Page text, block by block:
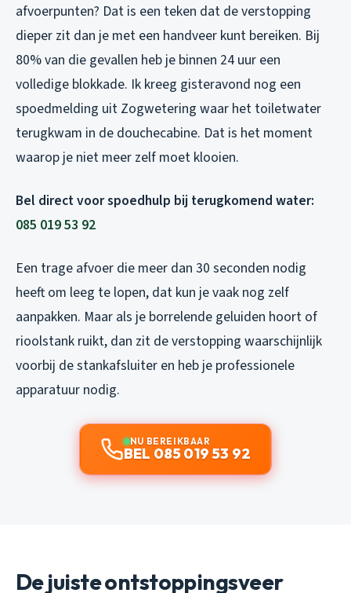
afvoerpunten? Dat is een teken dat de verstopping
dieper zit dan je met een handveer kunt bereiken. Bij
80% van die gevallen heb je binnen 24 uur een
volledige blokkade. Ik kreeg gisteravond nog een
spoedmelding uit Zogwetering waar het toiletwater
terugkwam in de douchecabine. Dat is het moment
waarop je niet meer zelf moet klooien.
Bel direct voor spoedhulp bij terugkomend water:
085 019 53 92
Een trage afvoer die meer dan 30 seconden nodig
heeft om leeg te lopen, dat kun je vaak nog zelf
aanpakken. Maar als je borrelende geluiden hoort of
rioolstank ruikt, dan zit de verstopping waarschijnlijk
voorbij de stankafsluiter en heb je professionele
apparatuur nodig.
NU BEREIKBAAR
BEL 085 019 53 92
De juiste ontstoppingsveer